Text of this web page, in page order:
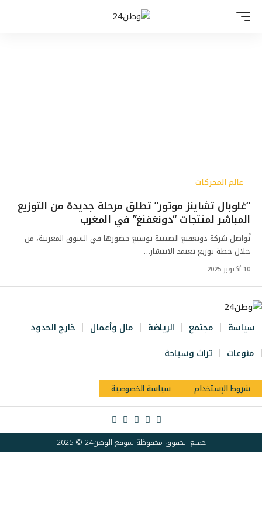
عالم المحركات
“غلوبال تشاينز موتور” تطلق مرحلة جديدة من التوزيع
المباشر لمنتجات “دونغفنغ” في المغرب
تُواصل شركة دونغفنغ الصينية توسيع حضورها في السوق المغربية، من
خلال خطة توزيع تعتمد الانتشار…
10 أكتوبر 2025
سياسة مجتمع الرياضة مال وأعمال
خارج الحدود
منوعات
تراث وسياحة
شروط الإستخدام سياسة الخصوصية
جميع الحقوق محفوظة لموقع الوطن24 © 2025